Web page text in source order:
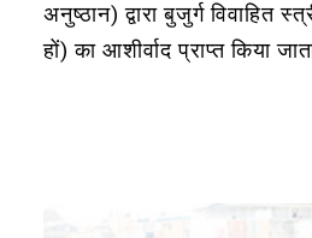
अनुष्ठान) द्वारा बुजुर्ग विवाहित
हों) का आशीर्वाद प्राप्त किया